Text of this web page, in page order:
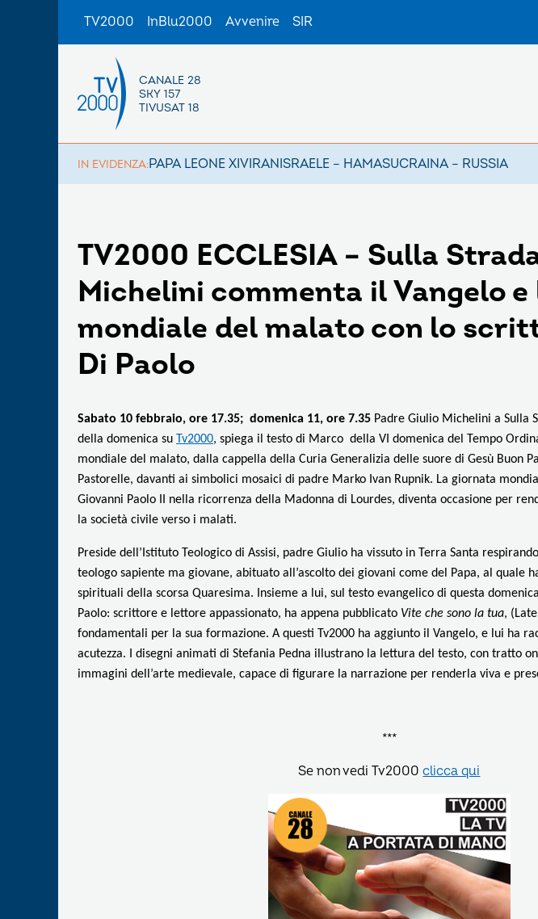
TV2000 InBlu2000 Avvenire SIR
CANALE 28
SKY 157
TIVUSAT 18
IN EVIDENZA:PAPA LEONE XIVIRANISRAELE – HAMASUCRAINA – RUSSIA
TV2000 ECCLESIA – Sulla
Michelini commenta il Vangelo
mondiale del malato con lo
Di Paolo
Sabato 10 febbraio, ore 17.35; domenica 11, ore 7.35 Padre Giulio Michelini a Sulla
della domenica su Tv2000, spiega il testo di Marco della VI domenica del Tempo
mondiale del malato, dalla cappella della Curia Generalizia delle suore di Gesù Buon
Pastorelle, davanti ai simbolici mosaici di padre Marko Ivan Rupnik. La giornata
Giovanni Paolo II nella ricorrenza della Madonna di Lourdes, diventa occasione per
la società civile verso i malati.
Preside dell’Istituto Teologico di Assisi, padre Giulio ha vissuto in Terra Santa
teologo sapiente ma giovane, abituato all’ascolto dei giovani come del Papa, al quale
spirituali della scorsa Quaresima. I nsieme a lui, sul testo evangelico di questa
Paolo: scrittore e lettore appassionato, ha appena pubblicato Vite che sono la tua,
fondamentali per la sua formazione. A questi Tv2000 ha aggiunto il Vangelo, e lui ha
acutezza.
I disegni animati di Stefania Pedna illustrano la lettura del testo, con tratto
immagini dell’arte medievale, capace di figurare la narrazione per renderla viva e
***
Se non vedi Tv2000clicca qui